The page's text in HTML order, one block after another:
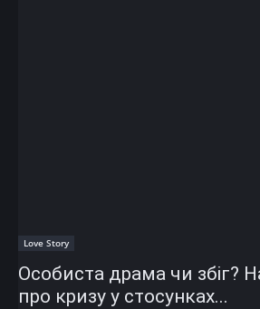
Love Story
Особиста драма чи збіг?
про кризу у стосунках...